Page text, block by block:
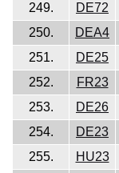
249.
DE72
250.
DEA4
251.
DE25
252.
FR23
253.
DE26
254.
DE23
255.
HU23